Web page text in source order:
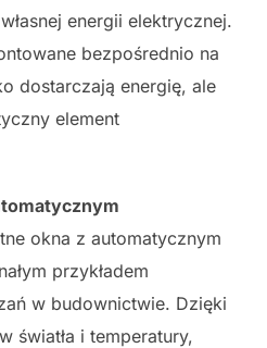
energii elektrycznej.
bezpośrednio na
dostarczają energię, ale
element
okna z automatycznym
przykładem
w budownictwie. Dzięki
światła i temperatury,